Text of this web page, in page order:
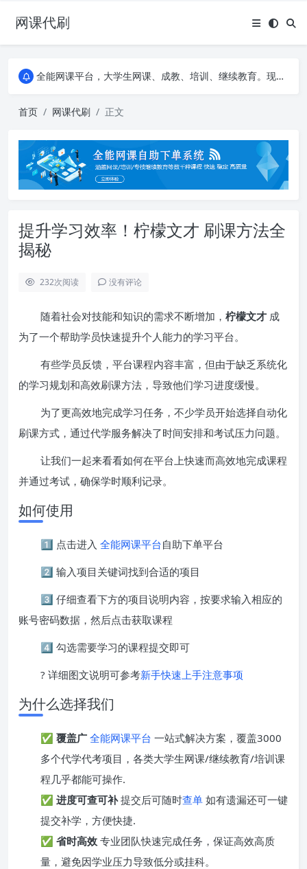
网课代刷
AI论文写作平台，根据真实文献内容生成论文
全能网课平台，大学生网课、成教、培训、继续教育。现已接入代刷代考项目3000+
全能网课平台，大学生网课、成教、培训、继续教育。现已接入代刷代考项目3000+
首页 网课代刷 正文
提升学习效率！柠檬文才 刷课方法全
揭秘
232次阅读 没有评论
随着社会对技能和知识的需求不断增加， 柠檬文才 成
为了一个帮助学员快速提升个人能力的学习平台。
有些学员反馈，平台课程内容丰富，但由于缺乏系统化
的学习规划和高效刷课方法，导致他们学习进度缓慢。
为了更高效地完成学习任务，不少学员开始选择自动化
刷课方式，通过代学服务解决了时间安排和考试压力问题。
让我们一起来看看如何在平台上快速而高效地完成课程
并通过考试，确保学时顺利记录。
如何使用
1️⃣ 点击进入 全能网课平台自助下单平台
2️⃣ 输入项目关键词找到合适的项目
3️⃣ 仔细查看下方的项目说明内容，按要求输入相应的
账号密码数据，然后点击获取课程
4️⃣ 勾选需要学习的课程提交即可
? 详细图文说明可参考新手快速上手注意事项
为什么选择我们
✅ 覆盖广 全能网课平台 一站式解决方案，覆盖3000
多个代学代考项目，各类大学生网课/继续教育/培训课
程几乎都能可操作.
✅ 进度可查可补提交后可随时查单 如有遗漏还可一键
提交补学，方便快捷.
✅ 省时高效 专业团队快速完成任务，保证高效高质
量，避免因学业压力导致低分或挂科。